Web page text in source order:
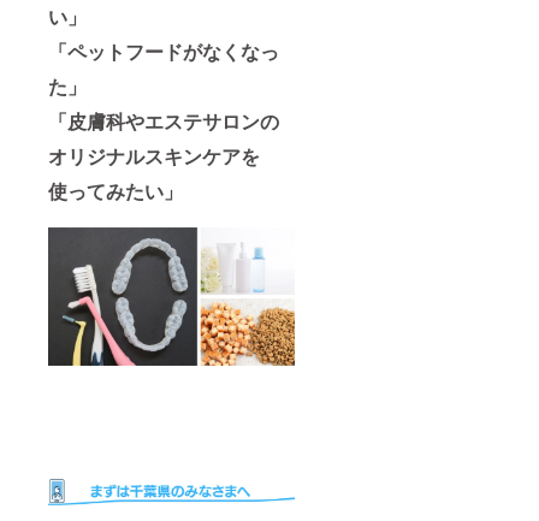
い」
「ペットフードがなくなっ
た」
「皮膚科やエステサロンの
オリジナルスキンケアを
使ってみたい」